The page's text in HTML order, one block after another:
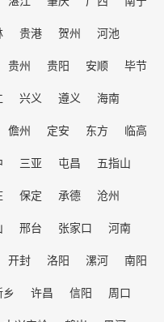
贵港 贺州
河池
贵州 贵阳 安顺
毕节
兴义 遵义
海南
儋州 定安 东方
临高
三亚 屯昌
五指山
保定 承德
沧州
邢台 张家口
河南
开封 洛阳 漯河
南阳
乡 许昌 信阳
周口